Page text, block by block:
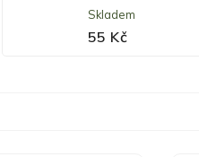
Skladem
55 Kč